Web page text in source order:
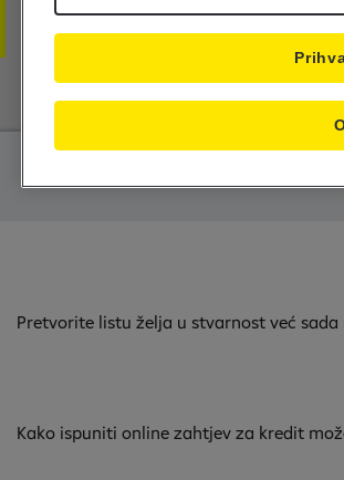
Pretvorite listu želja u stvarnost već
Kako ispuniti online zahtjev za kredit